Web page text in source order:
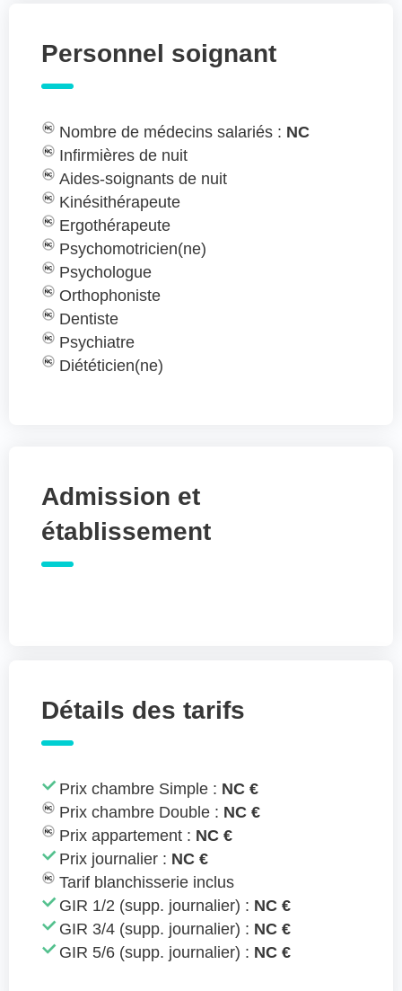
Personnel soignant
Nombre de médecins salariés : NC
Infirmières de nuit
Aides-soignants de nuit
Kinésithérapeute
Ergothérapeute
Psychomotricien(ne)
Psychologue
Orthophoniste
Dentiste
Psychiatre
Diététicien(ne)
Admission et
établissement
Détails des tarifs
Prix chambre Simple : NC €
Prix chambre Double : NC €
Prix appartement : NC €
Prix journalier : NC €
Tarif blanchisserie inclus
GIR 1/2 (supp. journalier) : NC €
GIR 3/4 (supp. journalier) : NC €
GIR 5/6 (supp. journalier) : NC €